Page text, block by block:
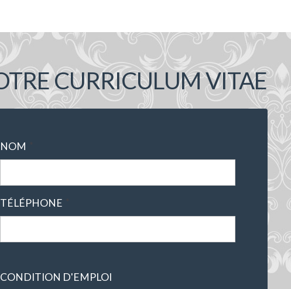
CURRICULUM VITAE
NOM
TÉLÉPHONE
CONDITION D'EMPLOI